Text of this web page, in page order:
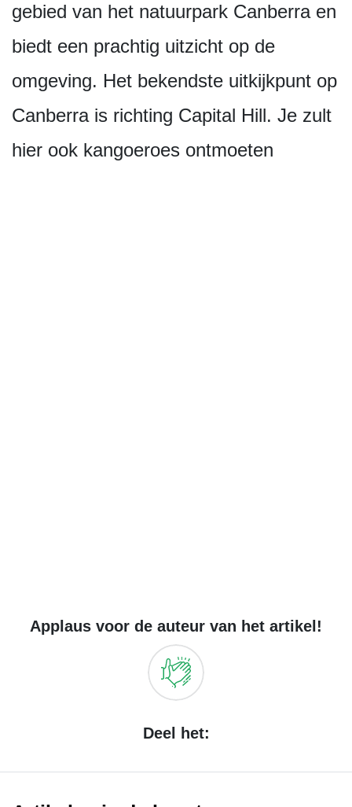
gebied van het natuurpark Canberra en
biedt een prachtig uitzicht op de
omgeving. Het bekendste uitkijkpunt op
Canberra is richting Capital Hill. Je zult
hier ook kangoeroes ontmoeten
Applaus voor de auteur van het artikel!
Deel het: